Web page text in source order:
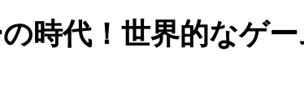
時代！世界的なゲ